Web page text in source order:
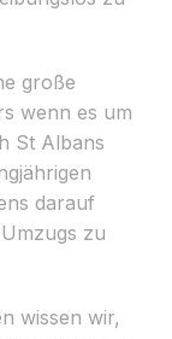
große
wenn es um
St Albans
darauf
zu
wissen wir,